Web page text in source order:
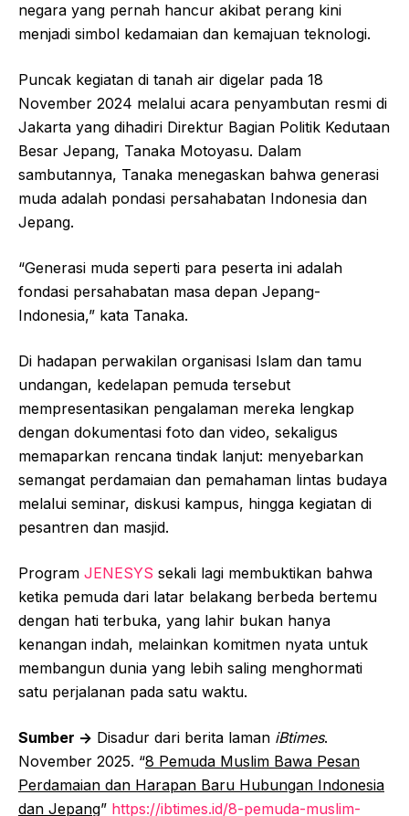
negara yang pernah hancur akibat perang kini
menjadi simbol kedamaian dan kemajuan teknologi.
Puncak kegiatan di tanah air digelar pada 18
November 2024 melalui acara penyambutan resmi di
Jakarta yang dihadiri Direktur Bagian Politik Kedutaan
Besar Jepang, Tanaka Motoyasu. Dalam
sambutannya, Tanaka menegaskan bahwa generasi
muda adalah pondasi persahabatan Indonesia dan
Jepang.
“Generasi muda seperti para peserta ini adalah
fondasi persahabatan masa depan Jepang-
Indonesia,” kata Tanaka.
Di hadapan perwakilan organisasi Islam dan tamu
undangan, kedelapan pemuda tersebut
mempresentasikan pengalaman mereka lengkap
dengan dokumentasi foto dan video, sekaligus
memaparkan rencana tindak lanjut: menyebarkan
semangat perdamaian dan pemahaman lintas budaya
melalui seminar, diskusi kampus, hingga kegiatan di
pesantren dan masjid.
Program JENESYS sekali lagi membuktikan bahwa
ketika pemuda dari latar belakang berbeda bertemu
dengan hati terbuka, yang lahir bukan hanya
kenangan indah, melainkan komitmen nyata untuk
membangun dunia yang lebih saling menghormati
satu perjalanan pada satu waktu.
Sumber -> Disadur dari berita laman iBtimes.
November 2025. “8 Pemuda Muslim Bawa Pesan
Perdamaian dan Harapan Baru Hubungan Indonesia
dan Jepang” https://ibtimes.id/8-pemuda-muslim-